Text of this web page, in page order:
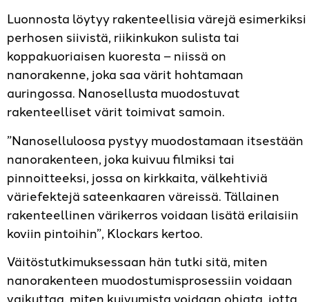
Luonnosta löytyy rakenteellisia värejä esimerkiksi
perhosen siivistä, riikinkukon sulista tai
koppakuoriaisen kuoresta – niissä on
nanorakenne, joka saa värit hohtamaan
auringossa. Nanosellusta muodostuvat
rakenteelliset värit toimivat samoin.
”Nanoselluloosa pystyy muodostamaan itsestään
nanorakenteen, joka kuivuu filmiksi tai
pinnoitteeksi, jossa on kirkkaita, välkehtiviä
väriefektejä sateenkaaren väreissä. Tällainen
rakenteellinen värikerros voidaan lisätä erilaisiin
koviin pintoihin”, Klockars kertoo.
Väitöstutkimuksessaan hän tutki sitä, miten
nanorakenteen muodostumisprosessiin voidaan
vaikuttaa, miten kuivumista voidaan ohjata, jotta